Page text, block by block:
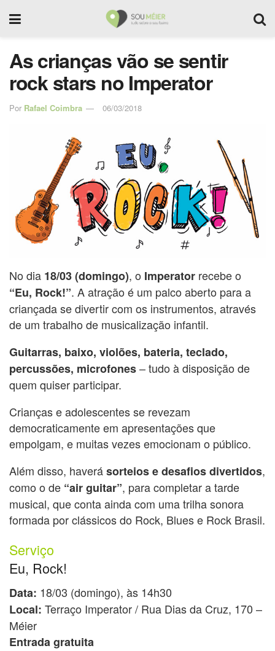
As crianças vão se sentir
rock stars no Imperator
Por Rafael Coimbra 06/03/2018
No dia 18/03 (domingo), o Imperator recebe o
“Eu, Rock!”. A atração é um palco aberto para a
criançada se divertir com os instrumentos, através
de um trabalho de musicalização infantil.
Guitarras, baixo, violões, bateria, teclado,
percussões, microfones– tudo à disposição de
quem quiser participar.
Crianças e adolescentes se revezam
democraticamente em apresentações que
empolgam, e muitas vezes emocionam o público.
Além disso, haverásorteios e desafios divertidos,
como o de “air guitar”, para completar a tarde
musical, que conta ainda com uma trilha sonora
formada por clássicos do Rock, Blues e Rock Brasil.
Serviço
Eu, Rock!
Data: 18/03 (domingo), às 14h30
Local: Terraço Imperator / Rua Dias da Cruz, 170 –
Méier
Entrada gratuita